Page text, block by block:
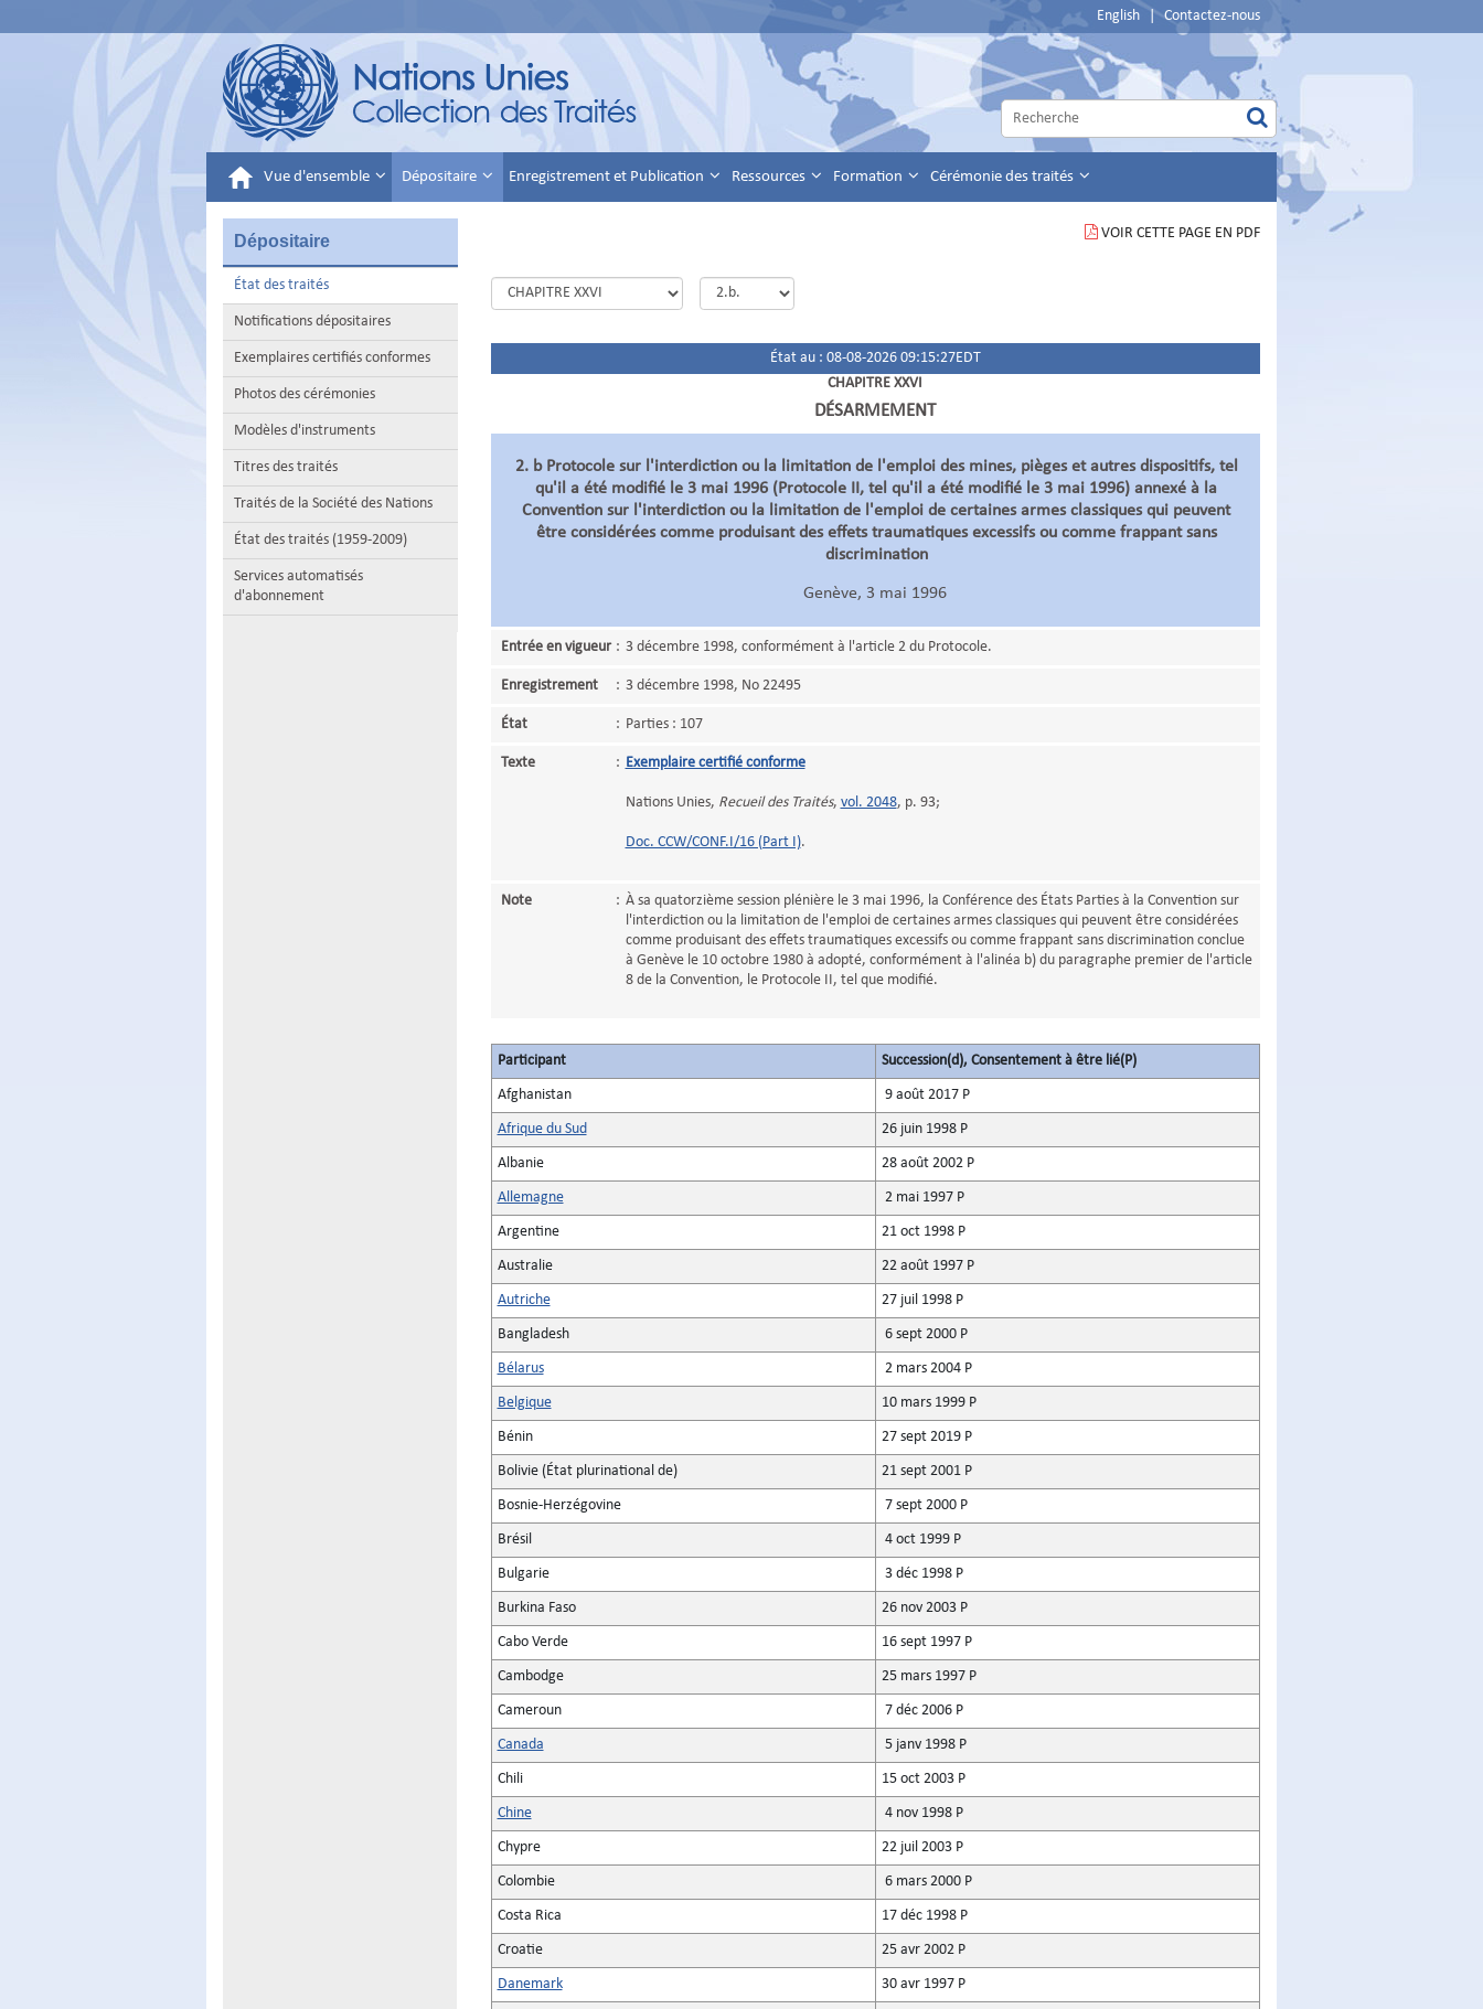
English | Contactez-nous
Vue d'ensemble Dépositaire Enregistrement et Publication Ressources Formation Cérémonie des traités
Dépositaire
État des traités
Notifications dépositaires
Exemplaires certifiés conformes
Photos des cérémonies
Modèles d'instruments
Titres des traités
Traités de la Société des Nations
État des traités (1959-2009)
Services automatisés
d'abonnement
VOIR CETTE PAGE EN PDF
État au : 08-08-2026 09:15:27EDT
CHAPITRE XXVI
DÉSARMEMENT
2. b Protocole sur l'interdiction ou la limitation de l'emploi des mines, pièges et autres dispositifs, tel
qu'il a été modifié le 3 mai 1996 (Protocole II, tel qu'il a été modifié le 3 mai 1996) annexé à la
Convention sur l'interdiction ou la limitation de l'emploi de certaines armes classiques qui peuvent
être considérées comme produisant des effets traumatiques excessifs ou comme frappant sans
discrimination
Genève, 3 mai 1996
Entrée en vigueur : 3 décembre 1998, conformément à l'article 2 du Protocole.
Enregistrement : 3 décembre 1998, No 22495
État : Parties : 107
Texte : Exemplaire certifié conforme
Nations Unies, Recueil des Traités, vol. 2048, p. 93;
Doc. CCW/CONF.I/16 (Part I).
Note : À sa quatorzième session plénière le 3 mai 1996, la Conférence des États Parties à la Convention sur
l'interdiction ou la limitation de l'emploi de certaines armes classiques qui peuvent être considérées
comme produisant des effets traumatiques excessifs ou comme frappant sans discrimination conclue
à Genève le 10 octobre 1980 à adopté, conformément à l'alinéa b) du paragraphe premier de l'article
8 de la Convention, le Protocole II, tel que modifié.
Participant Succession(d), Consentement à être lié(P)
Afghanistan 9 août 2017 P
Afrique du Sud 26 juin 1998 P
Albanie 28 août 2002 P
Allemagne 2 mai 1997 P
Argentine 21 oct 1998 P
Australie 22 août 1997 P
Autriche 27 juil 1998 P
Bangladesh 6 sept 2000 P
Bélarus 2 mars 2004 P
Belgique 10 mars 1999 P
Bénin 27 sept 2019 P
Bolivie (État plurinational de) 21 sept 2001 P
Bosnie-Herzégovine 7 sept 2000 P
Brésil 4 oct 1999 P
Bulgarie 3 déc 1998 P
Burkina Faso 26 nov 2003 P
Cabo Verde 16 sept 1997 P
Cambodge 25 mars 1997 P
Cameroun 7 déc 2006 P
Canada 5 janv 1998 P
Chili 15 oct 2003 P
Chine 4 nov 1998 P
Chypre 22 juil 2003 P
Colombie 6 mars 2000 P
Costa Rica 17 déc 1998 P
Croatie 25 avr 2002 P
Danemark 30 avr 1997 P